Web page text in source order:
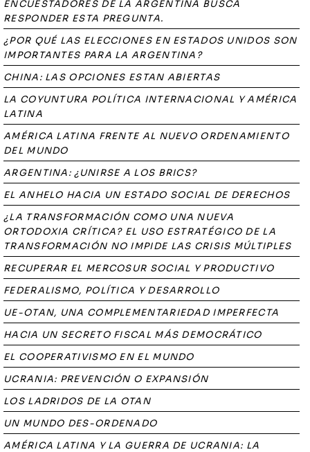
ENCUESTADORES DE LA ARGENTINA BUSCA
RESPONDER ESTA PREGUNTA.
¿POR QUÉ LAS ELECCIONES EN ESTADOS UNIDOS SON
IMPORTANTES PARA LA ARGENTINA?
CHINA: LAS OPCIONES ESTAN ABIERTAS
LA COYUNTURA POLÍTICA INTERNACIONAL Y AMÉRICA
LATINA
AMÉRICA LATINA FRENTE AL NUEVO ORDENAMIENTO
DEL MUNDO
ARGENTINA: ¿UNIRSE A LOS BRICS?
EL ANHELO HACIA UN ESTADO SOCIAL DE DERECHOS
¿LA TRANSFORMACIÓN COMO UNA NUEVA
ORTODOXIA CRÍTICA? EL USO ESTRATÉGICO DE LA
TRANSFORMACIÓN NO IMPIDE LAS CRISIS MÚLTIPLES
RECUPERAR EL MERCOSUR SOCIAL Y PRODUCTIVO
FEDERALISMO, POLÍTICA Y DESARROLLO
UE-OTAN, UNA COMPLEMENTARIEDAD IMPERFECTA
HACIA UN SECRETO FISCAL MÁS DEMOCRÁTICO
EL COOPERATIVISMO EN EL MUNDO
UCRANIA: PREVENCIÓN O EXPANSIÓN
LOS LADRIDOS DE LA OTAN
UN MUNDO DES-ORDENADO
AMÉRICA LATINA Y LA GUERRA DE UCRANIA: LA